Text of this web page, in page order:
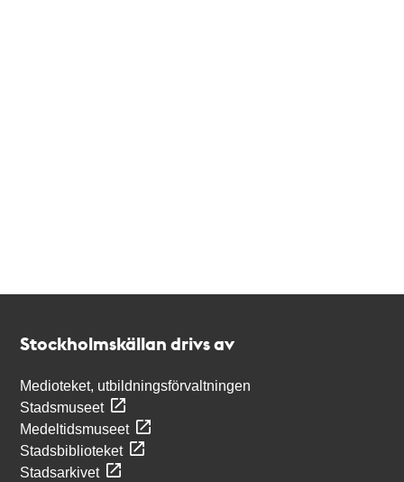
Stockholmskällan drivs av
Medioteket, utbildningsförvaltningen
Stadsmuseet
Medeltidsmuseet
Stadsbiblioteket
Stadsarkivet